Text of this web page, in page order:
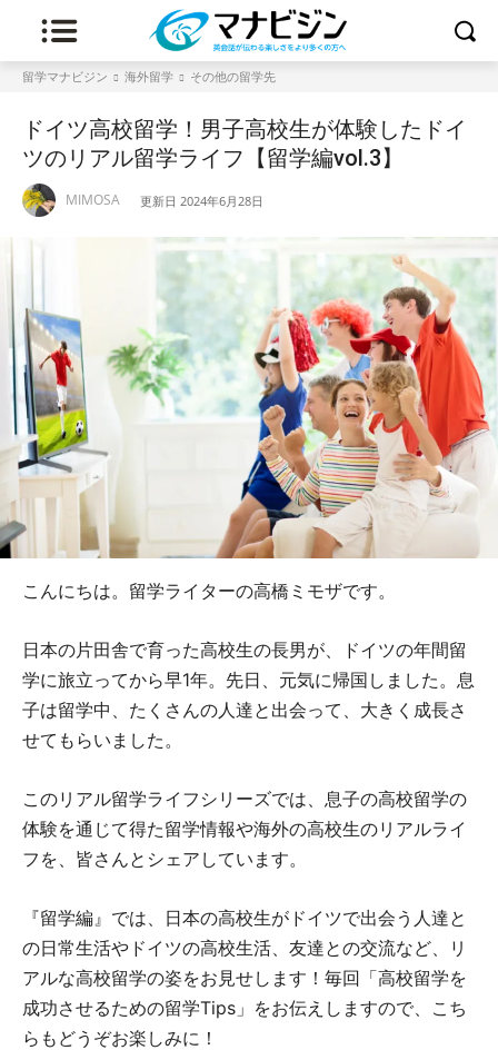
留学マナビジン 海外留学 その他の留学先
ドイツ高校留学！男子高校生が体験したドイ
ツのリアル留学ライフ【留学編vol.3】
MIMOSA 更新日 2024年6月28日
こんにちは。留学ライターの高橋ミモザです。
日本の片田舎で育った高校生の長男が、ドイツの年間留
学に旅立ってから早1年。先日、元気に帰国しました。息
子は留学中、たくさんの人達と出会って、大きく成長さ
せてもらいました。
このリアル留学ライフシリーズでは、息子の高校留学の
体験を通じて得た留学情報や海外の高校生のリアルライ
フを、皆さんとシェアしています。
『留学編』では、日本の高校生がドイツで出会う人達と
の日常生活やドイツの高校生活、友達との交流など、リ
アルな高校留学の姿をお見せします！毎回「高校留学を
成功させるための留学Tips」をお伝えしますので、こち
らもどうぞお楽しみに！